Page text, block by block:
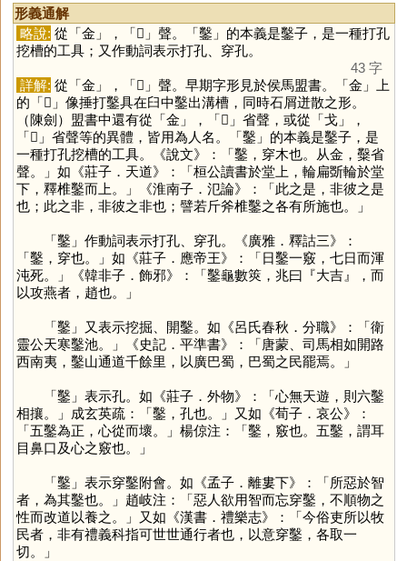
形義通解
略說: 從「金 」，「𣫞 」聲。「鑿 」的本義是鑿子，是一種打孔
挖槽的工具；又作動詞表示打孔、穿孔。
43 字
詳解: 從「金 」，「𣫞 」聲。早期字形見於侯馬盟書。「金 」上
的「𣫞 」像捶打鑿具在臼中鑿出溝槽，同時石屑迸散之形。
（陳劍）盟書中還有從「金 」，「𣫞 」省聲，或從「戈」，
「𣫞 」省聲等的異體，皆用為人名。「鑿 」的本義是鑿子，是
一種打孔挖槽的工具。《說文》：「鑿，穿木也。从金，糳省
聲。」如《莊子．天道》：「桓公讀書於堂上，輪扁斲輪於堂
下，釋椎鑿而上。」《淮南子．氾論》：「此之是，非彼之是
也；此之非，非彼之非也；譬若斤斧椎鑿之各有所施也。」
「鑿 」作動詞表示打孔、穿孔。《廣雅．釋詁三》：
「鑿，穿也。」如《莊子．應帝王》：「日鑿一竅，七日而渾
沌死。」《韓非子．飾邪》：「鑿龜數筴，兆曰『大吉』，而
以攻燕者，趙也。」
「鑿 」又表示挖掘、開鑿。如《呂氏春秋．分職》：「衛
靈公天寒鑿池。」《史記．平準書》：「唐蒙、司馬相如開路
西南夷，鑿山通道千餘里，以廣巴蜀，巴蜀之民罷焉。」
「鑿 」表示孔。如《莊子．外物》：「心無天遊，則六鑿
相攘。」成玄英疏：「鑿，孔也。」又如《荀子．哀公》：
「五鑿為正，心從而壞。」楊倞注：「鑿，竅也。五鑿，謂耳
目鼻口及心之竅也。」
「鑿 」表示穿鑿附會。如《孟子．離婁下》：「所惡於智
者，為其鑿也。」趙岐注：「惡人欲用智而忘穿鑿，不順物之
性而改道以養之。」又如《漢書．禮樂志》：「今俗吏所以牧
民者，非有禮義科指可世世通行者也，以意穿鑿，各取一
切。」